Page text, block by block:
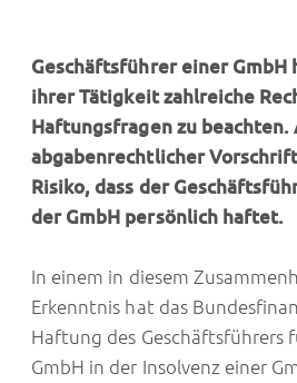
Geschäftsführer einer GmbH
ihrer Tätigkeit zahlreiche
Haftungsfragen zu beachten.
abgabenrechtlicher
Risiko, dass der
der GmbH persönlich haftet.
In einem in diesem
Erkenntnis hat das
Haftung des Geschäftsführers
GmbH in der Insolvenz einer